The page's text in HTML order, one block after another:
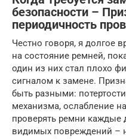
безопасности –
периодичность
Честно говоря, я долгое
на состояние ремней,
один из них стал плохо
сигналом к замене.
быть разными:
механизма, ослабление
проверять ремни каждые
видимых повреждений –